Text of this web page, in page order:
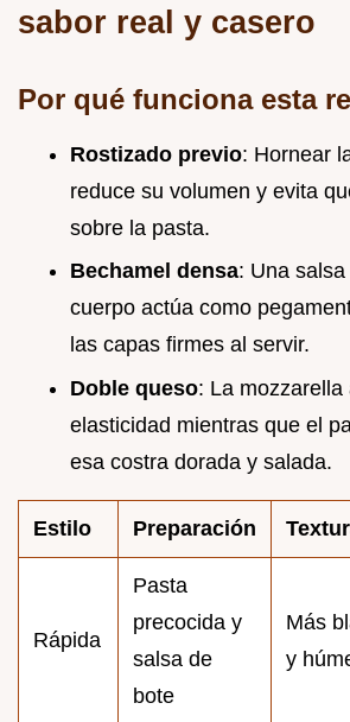
sabor real y casero
Por qué funciona esta
Rostizado previo: Hornear
reduce su volumen y evita
sobre la pasta.
Bechamel densa: Una
cuerpo actúa como
las capas firmes al servir.
Doble queso: La mozzarella
elasticidad mientras que el
esa costra dorada y salada.
Estilo Preparación
Rápida
Pasta
precocida y
salsa de
bote
Más
y